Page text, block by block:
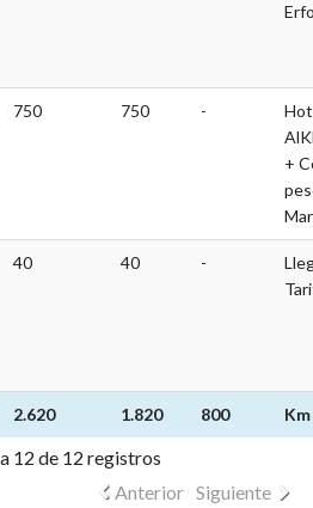
2.620 1.820 800 Km
750 750 -
+
40 40 -
12 de 12 registros
Anterior Siguiente